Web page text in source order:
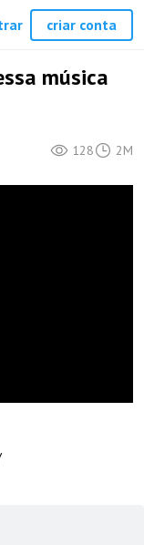
música
128 2M
criar conta